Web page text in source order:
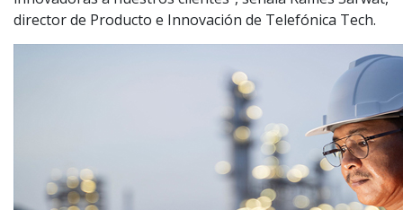
director de Producto e Innovación de Telefónica Tech.